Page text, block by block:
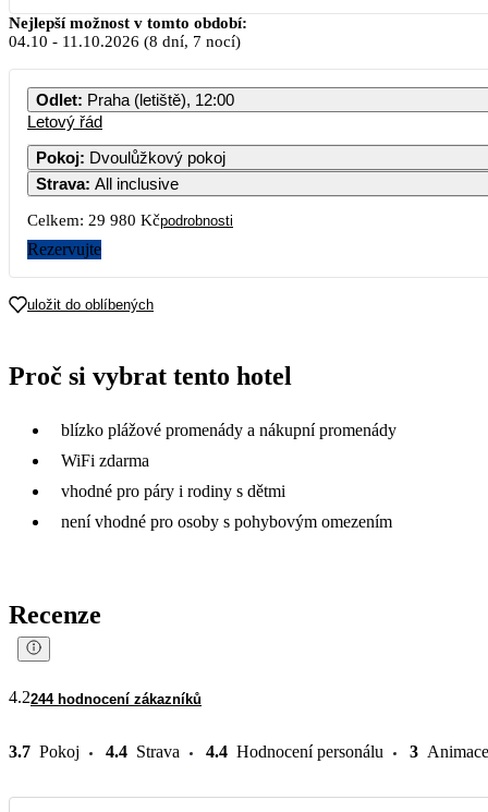
Nejlepší možnost v tomto období:
04.10 - 11.10.2026 (8 dní, 7 nocí)
Odlet: Praha (letiště), 12:00
Letový řád
Pokoj: Dvoulůžkový pokoj
Strava: All inclusive
Celkem: 29 980 Kčpodrobnosti
Rezervujte
uložit do oblíbených
Proč si vybrat tento hotel
blízko plážové promenády a nákupní promenády
WiFi zdarma
vhodné pro páry i rodiny s dětmi
není vhodné pro osoby s pohybovým omezením
Recenze
4.2244 hodnocení zákazníků
3.7 Pokoj 4.4 Strava 4.4 Hodnocení personálu 3 Animace